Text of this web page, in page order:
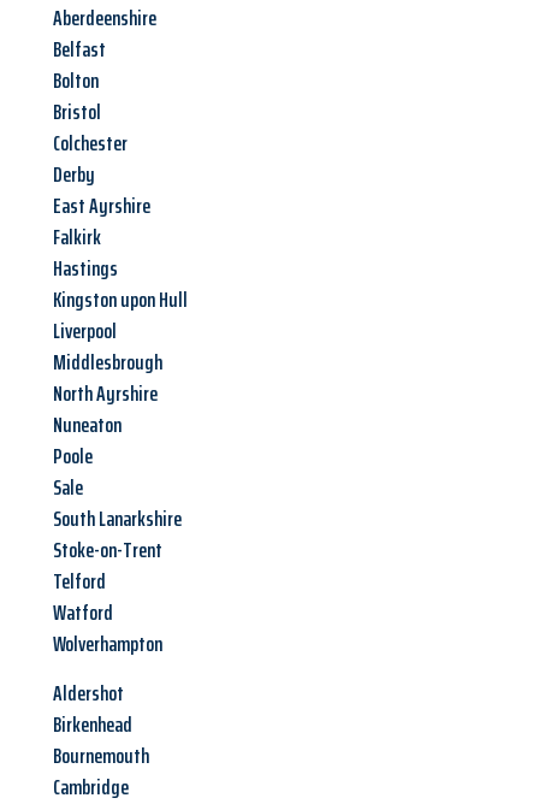
Aberdeenshire
Belfast
Bolton
Bristol
Colchester
Derby
East Ayrshire
Falkirk
Hastings
Kingston upon Hull
Liverpool
Middlesbrough
North Ayrshire
Nuneaton
Poole
Sale
South Lanarkshire
Stoke-on-Trent
Telford
Watford
Wolverhampton
Aldershot
Birkenhead
Bournemouth
Cambridge